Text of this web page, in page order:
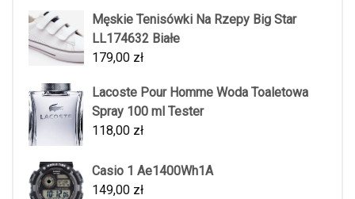
Męskie Tenisówki Na Rzepy Big Star
LL174632 Białe
179,00 zł
Lacoste Pour Homme Woda Toaletowa
Spray 100 ml Tester
118,00 zł
Casio 1 Ae1400Wh1A
149,00 zł